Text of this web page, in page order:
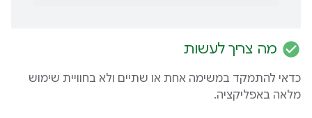
check_circle מה צריך לעשות
כדאי להתמקד במשימה אחת או שתיים ולא בחוויית שימוש
מלאה באפליקציה.